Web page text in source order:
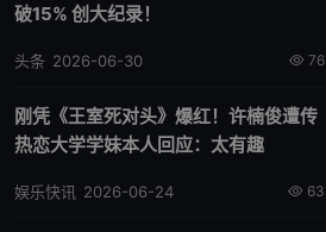
破15% 创大纪录！
76
头条 2026-06-30
刚凭《王室死对头》爆红！许楠俊遭传
热恋大学学妹本人回应：太有趣
63
娱乐快讯 2026-06-24